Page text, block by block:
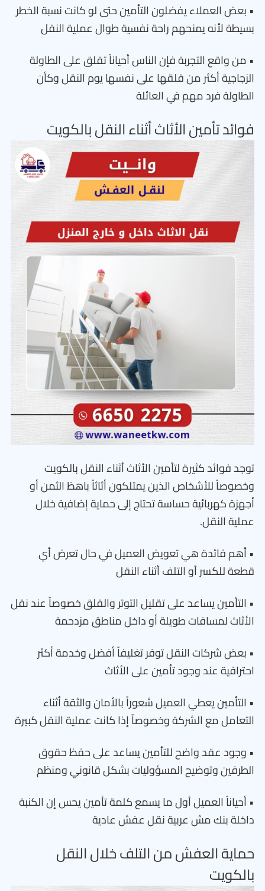
• بعض العملاء يفضلون التأمين حتى لو كانت نسبة الخطر
بسيطة لأنه يمنحهم راحة نفسية طوال عملية النقل
• من واقع التجربة فإن الناس أحياناً تقلق على الطاولة
الزجاجية أكثر من قلقها على نفسها يوم النقل وكأن
الطاولة فرد مهم في العائلة
فوائد تأمين الأثاث أثناء النقل بالكويت
توجد فوائد كثيرة لتأمين الأثاث أثناء النقل بالكويت
وخصوصاً للأشخاص الذين يمتلكون أثاثاً باهظ الثمن أو
أجهزة كهربائية حساسة تحتاج إلى حماية إضافية خلال
عملية النقل.
• أهم فائدة هي تعويض العميل في حال تعرض أي
قطعة للكسر أو التلف أثناء النقل
• التأمين يساعد على تقليل التوتر والقلق خصوصاً عند نقل
الأثاث لمسافات طويلة أو داخل مناطق مزدحمة
• بعض شركات النقل توفر تغليفاً أفضل وخدمة أكثر
احترافية عند وجود تأمين على الأثاث
• التأمين يعطي العميل شعوراً بالأمان والثقة أثناء
التعامل مع الشركة وخصوصاً إذا كانت عملية النقل كبيرة
• وجود عقد واضح للتأمين يساعد على حفظ حقوق
الطرفين وتوضيح المسؤوليات بشكل قانوني ومنظم
• أحياناً العميل أول ما يسمع كلمة تأمين يحس إن الكنبة
داخلة بنك مش عربية نقل عفش عادية
حماية العفش من التلف خلال النقل
بالكويت